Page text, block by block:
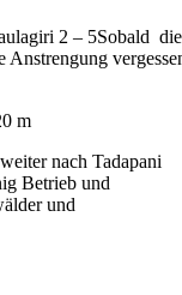
2 – 5Sobald
Anstrengung
m
nach Tadapani
Betrieb und
und